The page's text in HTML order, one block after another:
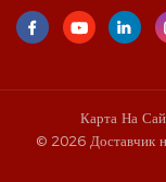
Карта На
© 2026 Доставчик